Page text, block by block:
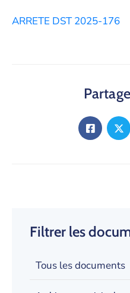
Filtrer les
Tous les documents
ARRETE DST 2025-176